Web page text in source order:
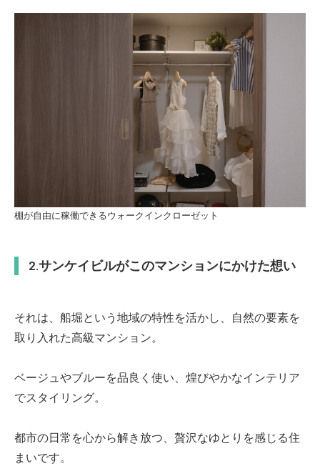
棚が自由に稼働できるウォークインクローゼット
サンケイビルがこのマンションにかけた想い
それは、船堀という地域の特性を活かし、自然の要素を
取り入れた高級マンション。
ベージュやブルーを品良く使い、煌びやかなインテリア
でスタイリング。
都市の日常を心から解き放つ、贅沢なゆとりを感じる住
まいです。